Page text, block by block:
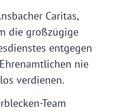
Caritas,
die großzügige
entgegen
nie
verdienen.
Team